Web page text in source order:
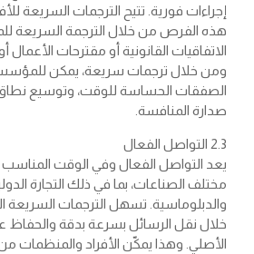
إجراءات فورية. تتيح الترجمات السريعة
هذه الفرص من خلال الترجمة السريعة
الاتفاقيات القانونية أو مقترحات الأعمال
ومن خلال ترجمات سريعة، يمكن
الصفقات الحساسة للوقت، وتوسيع
صدارة المنافسة.
2.3 التواصل الفعال
يعد التواصل الفعال وفي الوقت المناسب
مختلف الصناعات، بما في ذلك التجارة
والدبلوماسية. تسهل الترجمات السريعة
خلال نقل الرسائل بسرعة بدقة والحفاظ
الأصلي. وهذا يمكّن الأفراد والمنظمات